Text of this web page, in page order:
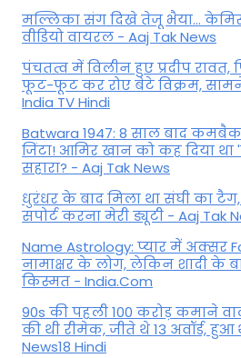
मल्लिका संग दिखे तेजू भैया...
वीडियो वायरल - Aaj Tak News
पंचतत्व में विलीन हुए प्रदीप रावत,
फूट-फूट कर रोए बेटे विक्रम,
India TV Hindi
Batwara 1947: 8 साल बाद
जिंटा! आमिर खान को कह दिया
सहारा? - Aaj Tak News
धुरंधर के बाद मिला था संघी का
सपोर्ट करना मेरी ड्यूटी - Aaj Tak
Name Astrology: प्यार में अक्सर
नामाक्षर के लोग, लेकिन शादी के
किस्मत - India.Com
90s की पहली 100 करोड़ कमाने
की थी रीमेक, जीते थे 13 अवॉर्ड,
News18 Hindi